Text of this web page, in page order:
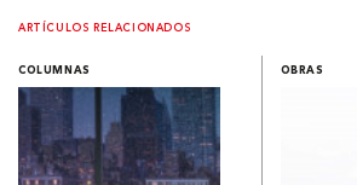
ARTÍCULOS RELACIONADOS
COLUMNAS OBRAS